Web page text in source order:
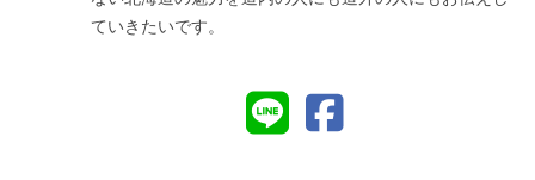
ていきたいです。